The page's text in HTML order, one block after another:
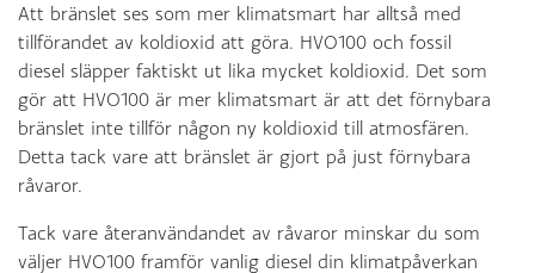
Att bränslet ses som mer klimatsmart har alltså med
tillförandet av koldioxid att göra. HVO100 och fossil
diesel släpper faktiskt ut lika mycket koldioxid. Det som
gör att HVO100 är mer klimatsmart är att det förnybara
bränslet inte tillför någon ny koldioxid till atmosfären.
Detta tack vare att bränslet är gjort på just förnybara
råvaror.
Tack vare återanvändandet av råvaror minskar du som
väljer HVO100 framför vanlig diesel din klimatpåverkan